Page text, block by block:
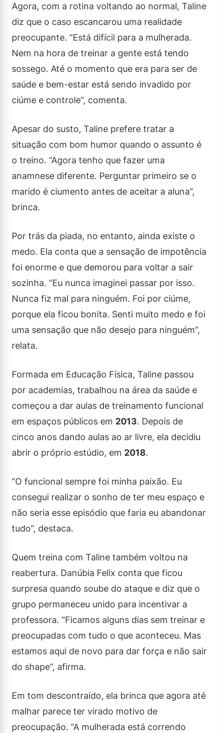
Agora, com a rotina voltando ao normal, Taline
diz que o caso escancarou uma realidade
preocupante. “Está difícil para a mulherada.
Nem na hora de treinar a gente está tendo
sossego. Até o momento que era para ser de
saúde e bem-estar está sendo invadido por
ciúme e controle”, comenta.
Apesar do susto, Taline prefere tratar a
situação com bom humor quando o assunto é
o treino. “Agora tenho que fazer uma
anamnese diferente. Perguntar primeiro se o
marido é ciumento antes de aceitar a aluna”,
brinca.
Por trás da piada, no entanto, ainda existe o
medo. Ela conta que a sensação de impotência
foi enorme e que demorou para voltar a sair
sozinha. “Eu nunca imaginei passar por isso.
Nunca fiz mal para ninguém. Foi por ciúme,
porque ela ficou bonita. Senti muito medo e foi
uma sensação que não desejo para ninguém”,
relata.
Formada em Educação Física, Taline passou
por academias, trabalhou na área da saúde e
começou a dar aulas de treinamento funcional
em espaços públicos em 2013. Depois de
cinco anos dando aulas ao ar livre, ela decidiu
abrir o próprio estúdio, em 2018.
“O funcional sempre foi minha paixão. Eu
consegui realizar o sonho de ter meu espaço e
não seria esse episódio que faria eu abandonar
tudo”, destaca.
Quem treina com Taline também voltou na
reabertura. Danúbia Felix conta que ficou
surpresa quando soube do ataque e diz que o
grupo permaneceu unido para incentivar a
professora. “Ficamos alguns dias sem treinar e
preocupadas com tudo o que aconteceu. Mas
estamos aqui de novo para dar força e não sair
do shape”, afirma.
Em tom descontraído, ela brinca que agora até
malhar parece ter virado motivo de
preocupação. “A mulherada está correndo